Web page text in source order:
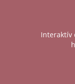
Interaktív